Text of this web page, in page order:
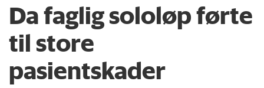
Da faglig sololøp førte
til store
pasientskader